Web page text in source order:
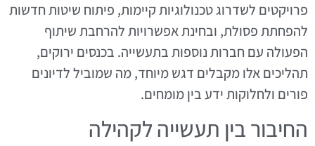
פרויקטים לשדרוג טכנולוגיות קיימות, פיתוח שיטות חדשות
להפחתת פסולת, ובחינת אפשרויות להרחבת שיתוף
הפעולה עם חברות נוספות בתעשייה. בכנסים ירוקים,
תהליכים אלו מקבלים דגש מיוחד, מה שמוביל לדיונים
פורים ולחלוקות ידע בין מומחים.
החיבור בין תעשייה לקהילה